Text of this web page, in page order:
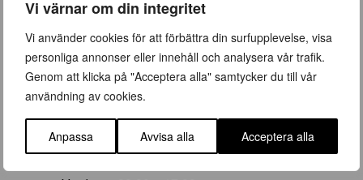
Vi värnar om din integritet
Vi använder cookies för att förbättra din surfupplevelse, visa
personliga annonser eller innehåll och analysera vår trafik.
Genom att klicka på "Acceptera alla" samtycker du till vår
användning av cookies.
Anpassa Avvisa alla Acceptera alla
ÖPPETTIDER
Vår (23 mars – 28 juni)
Vardagar 09:00 – 19:00
Lördag 10:00 – 16:00
Söndag/helgdag 10:00 – 16:00